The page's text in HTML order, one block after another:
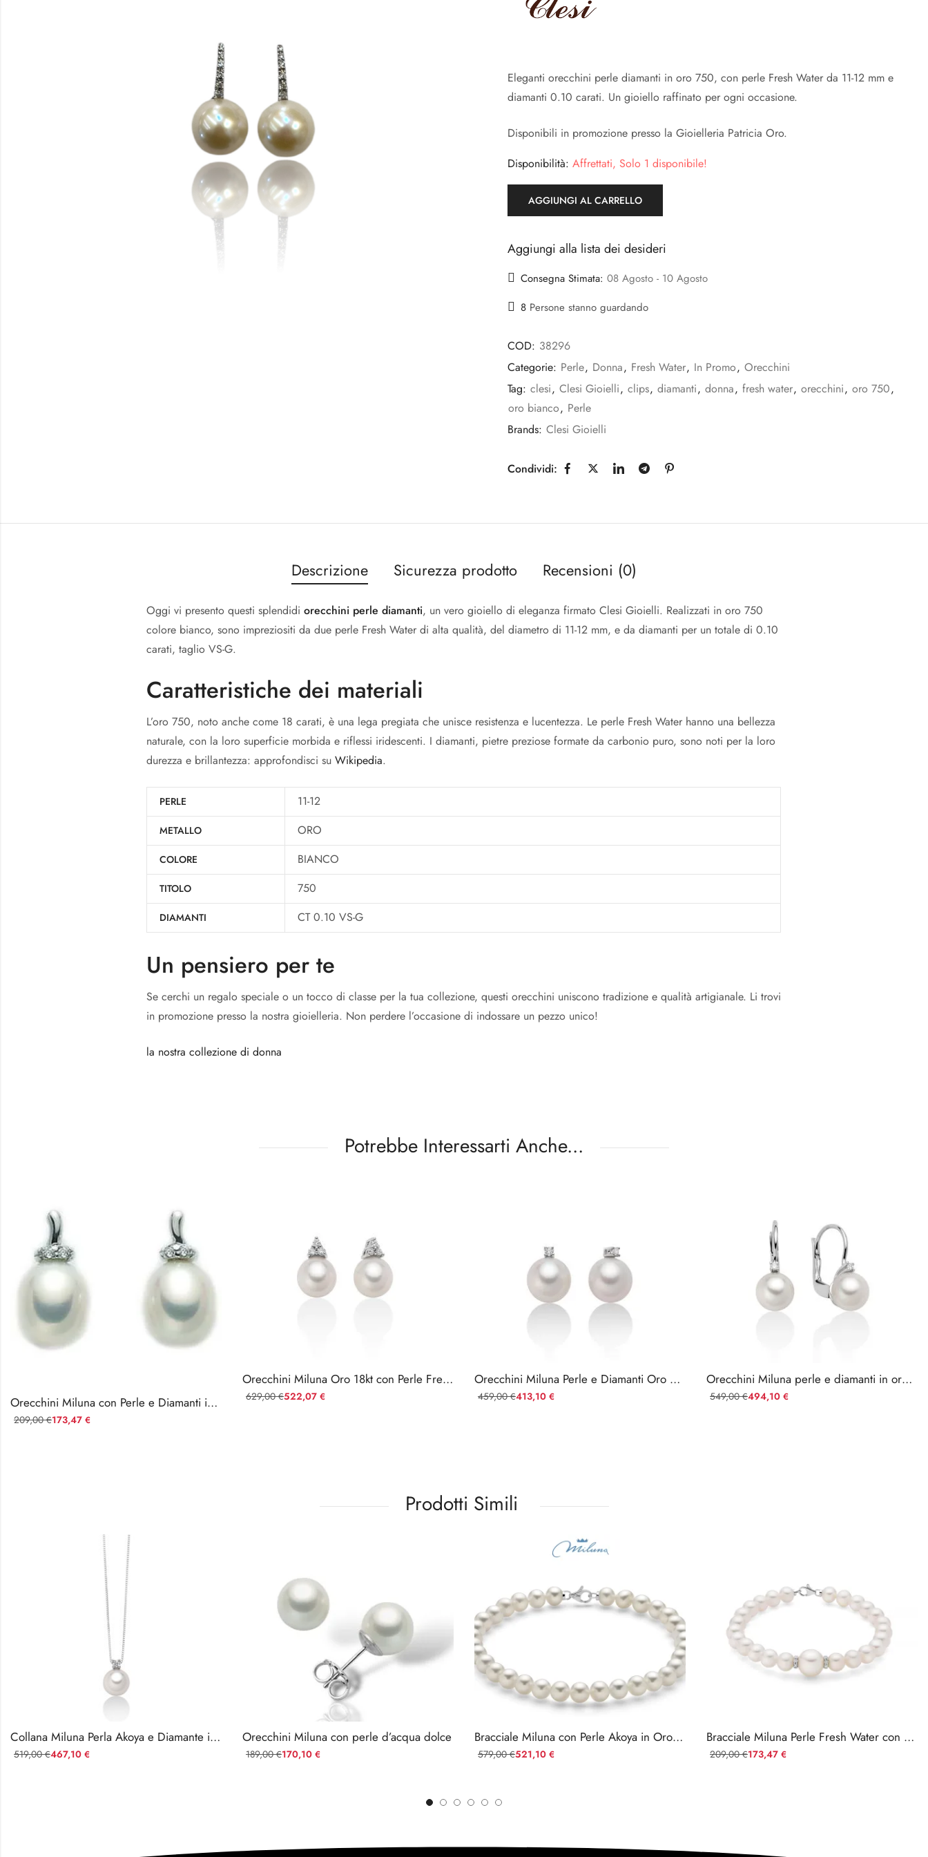
Eleganti orecchini perle diamanti in oro 750, con perle Fresh Water da 11-12 mm e
diamanti 0.10 carati. Un gioiello raffinato per ogni occasione.
Disponibili in promozione presso la Gioielleria Patricia Oro.
Disponibilità: Affrettati, Solo 1 disponibile!
AGGIUNGI AL CARRELLO
Aggiungi alla lista dei desideri
Consegna Stimata: 08 Agosto - 10 Agosto
8 Persone stanno guardando
COD: 38296
Categorie: Perle, Donna, Fresh Water, In Promo, Orecchini
Tag: clesi, Clesi Gioielli, clips, diamanti, donna, fresh water, orecchini, oro 750,
oro bianco, Perle
Brands: Clesi Gioielli
Condividi:
Descrizione Sicurezza prodotto Recensioni (0)
Oggi vi presento questi splendidiorecchini perle diamanti, un vero gioiello di eleganza firmato Clesi Gioielli. Realizzati in oro 750
colore bianco, sono impreziositi da due perle Fresh Water di alta qualità, del diametro di 11-12 mm, e da diamanti per un totale di 0.10
carati, taglio VS-G.
Caratteristiche dei materiali
L’oro 750, noto anche come 18 carati, è una lega pregiata che unisce resistenza e lucentezza. Le perle Fresh Water hanno una bellezza
naturale, con la loro superficie morbida e riflessi iridescenti. I diamanti, pietre preziose formate da carbonio puro, sono noti per la loro
durezza e brillantezza: approfondisci suWikipedia.
PERLE 11-12
METALLO ORO
COLORE BIANCO
TITOLO 750
DIAMANTI CT 0.10 VS-G
Un pensiero per te
Se cerchi un regalo speciale o un tocco di classe per la tua collezione, questi orecchini uniscono tradizione e qualità artigianale. Li trovi
in promozione presso la nostra gioielleria. Non perdere l’occasione di indossare un pezzo unico!
la nostra collezione di donna
Potrebbe Interessarti Anche...
Orecchini Miluna con Perle e Diamanti in Oro Bianco — Ref. PER1929X
173,47 €
209,00€
Orecchini Miluna Oro 18kt con Perle Freshwater e Diamanti
522,07 €
629,00€
Orecchini Miluna Perle e Diamanti Oro Bianco 750 — Ref. PER1775
413,10 €
459,00€
Orecchini Miluna perle e diamanti in oro bianco — Ref. MOR758BM-003
494,10 €
549,00€
Prodotti Simili
Collana Miluna Perla Akoya e Diamante in Oro Bianco 18kt
467,10 €
519,00€
Orecchini Miluna con perle d’acqua dolce
170,10 €
189,00€
Bracciale Miluna con Perle Akoya in Oro 18kt e Diamanti
521,10 €
579,00€
Bracciale Miluna Perle Fresh Water con Centrale Oro 18k Diamanti
173,47 €
209,00€